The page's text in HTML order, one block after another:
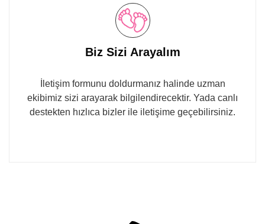
Biz Sizi Arayalım
İletişim formunu doldurmanız halinde uzman
ekibimiz sizi arayarak bilgilendirecektir. Yada canlı
destekten hızlıca bizler ile iletişime geçebilirsiniz.